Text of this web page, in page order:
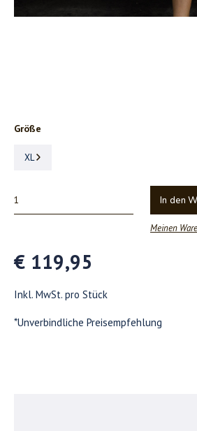
Größe
XL
In den
Meinen
€ 119,95
Inkl. MwSt. pro Stück
*Unverbindliche Preisempfehlung